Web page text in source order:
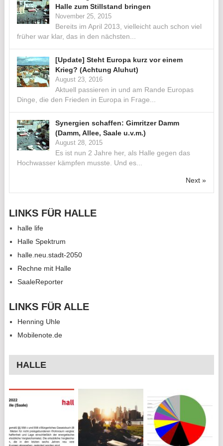
Halle zum Stillstand bringen
November 25, 2015
Bereits im April 2013, vielleicht auch schon viel
früher war klar, das in den nächsten...
[Update] Steht Europa kurz vor einem
Krieg? (Achtung Aluhut)
August 23, 2016
Aktuell passieren in und am Rande Europas
Dinge, die den Frieden in Europa in Frage...
Synergien schaffen: Gimritzer Damm
(Damm, Allee, Saale u.v.m.)
August 28, 2015
Es ist nun 2 Jahre her, als Halle gegen das
Hochwasser kämpfen musste. Und es...
Next »
LINKS FÜR HALLE
halle life
Halle Spektrum
halle.neu.stadt-2050
Rechne mit Halle
SaaleReporter
LINKS FÜR ALLE
Henning Uhle
Mobilenote.de
HALLE